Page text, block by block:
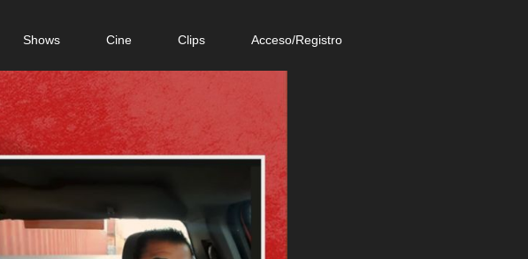
Shows Cine Clips Acceso/Registro